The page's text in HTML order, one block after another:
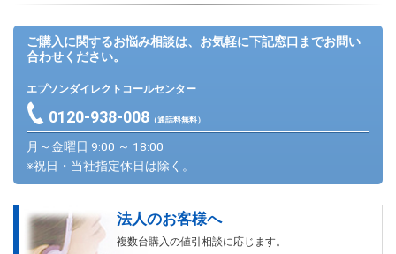
ご購入に関するお悩み相談は、お気軽に下記窓口までお問い
合わせください。
エプソンダイレクトコールセンター
0120-938-008（通話料無料）
月～金曜日 9:00 ～ 18:00
※祝日・当社指定休日は除く。
法人のお客様へ
複数台購入の値引相談に応じます。